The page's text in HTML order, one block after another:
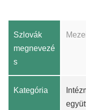
Szlovák
megnevezé
s
Kategória